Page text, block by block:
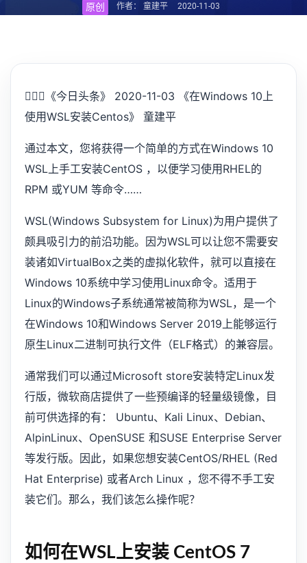
原创 作者： 童建平 2020-11-03
💁🏻‍♂️ 《今日头条》 2020-11-03 《在Windows 10上
使用WSL安装Centos》 童建平
通过本文，您将获得一个简单的方式在Windows 10
WSL上手工安装CentOS ，以便学习使用RHEL的
RPM 或YUM 等命令……
WSL(Windows Subsystem for Linux)为用户提供了
颇具吸引力的前沿功能。因为WSL可以让您不需要安
装诸如VirtualBox之类的虚拟化软件，就可以直接在
Windows 10系统中学习使用Linux命令。适用于
Linux的Windows子系统通常被简称为WSL，是一个
在Windows 10和Windows Server 2019上能够运行
原生Linux二进制可执行文件（ELF格式）的兼容层。
通常我们可以通过Microsoft store安装特定Linux发
行版，微软商店提供了一些预编译的轻量级镜像，目
前可供选择的有： Ubuntu、Kali Linux、Debian、
AlpinLinux、OpenSUSE 和SUSE Enterprise Server
等发行版。因此，如果您想安装CentOS/RHEL (Red
Hat Enterprise) 或者Arch Linux ，您不得不手工安
装它们。那么，我们该怎么操作呢？
如何在WSL上安装 CentOS 7